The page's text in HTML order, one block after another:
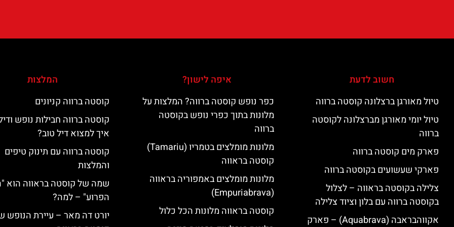
חשוב לדעת
טיול מאורגן ברצלונה קוסטה ברווה
טיול יומי מאורגן מברצלונה לקוסטה
ברווה
פארק מים קוסטה ברווה
פארקי שעשועים בקוסטה ברווה
צלילה בקוסטה בראווה – לצלול
בקוסטה ברווה עם בלון וציוד צלילה
אקווהבראבה (Aquabrava) – פארק
איפה לישון?
כפר נופש קוסטה ברווה? המלצות על
מלונות בתוך כפרי נופש בקוסטה
ברווה
מלונות מומלצים בטמריו (Tamariu)
קוסטה בראווה
מלונות מומלצים באמפוריה בראווה
(Empuriabrava)
קוסטה בראווה מלונות הכל כלול
המלצות
קוסטה ברווה קניונים
קוסטה ברווה חבילות נופש
איך למצוא דיל טוב?
קוסטה ברווה עם תינוק טיפים
והמלצות
שמה של קוסטה בראווה הוא
הפרוע" – למה?
יורט דה מאר – עיירת הנופש